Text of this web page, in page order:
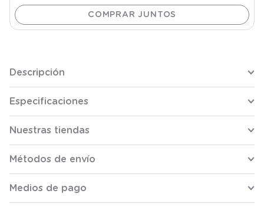
Descripción
Especificaciones
Nuestras tiendas
Métodos de envío
Medios de pago